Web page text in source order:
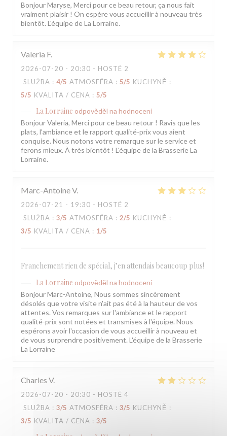
Bonjour Maryse, Merci pour ce beau retour, ça nous fait
vraiment plaisir ! On espère vous accueillir à nouveau très
bientôt. L'équipe de La Lorraine.
Valeria F
2026-07-20 - 20:30 - HOSTÉ 2
SLUŽBA : 4/5 ATMOSFÉRA : 5/5 KUCHYNĚ :
5/5 KVALITA / CENA : 5/5
La Lorraine odpověděl na hodnocení
Bonjour Valeria, Merci pour ce beau retour ! Ravis que les
plats, l'ambiance et le rapport qualité-prix vous aient
conquise. Nous notons votre remarque sur le service et
ferons mieux. À très bientôt ! L'équipe de la Brasserie La
Lorraine.
Marc-AntoineV
2026-07-21 - 19:30 - HOSTÉ 2
SLUŽBA : 3/5 ATMOSFÉRA : 2/5 KUCHYNĚ :
3/5 KVALITA / CENA : 1/5
Franchement rien de spécial, j’en attendais beaucoup plus!
La Lorraine odpověděl na hodnocení
Bonjour Marc-Antoine, Nous sommes sincèrement
désolés que votre visite n'ait pas été à la hauteur de vos
attentes. Vos remarques sur l'ambiance et le rapport
qualité-prix sont notées et transmises à l'équipe. Nous
espérons avoir l'occasion de vous accueillir à nouveau et
de vous surprendre positivement. L'équipe de la Brasserie
La Lorraine
Charles V
2026-07-20 - 20:30 - HOSTÉ 4
SLUŽBA : 3/5 ATMOSFÉRA : 3/5 KUCHYNĚ :
3/5 KVALITA / CENA : 3/5